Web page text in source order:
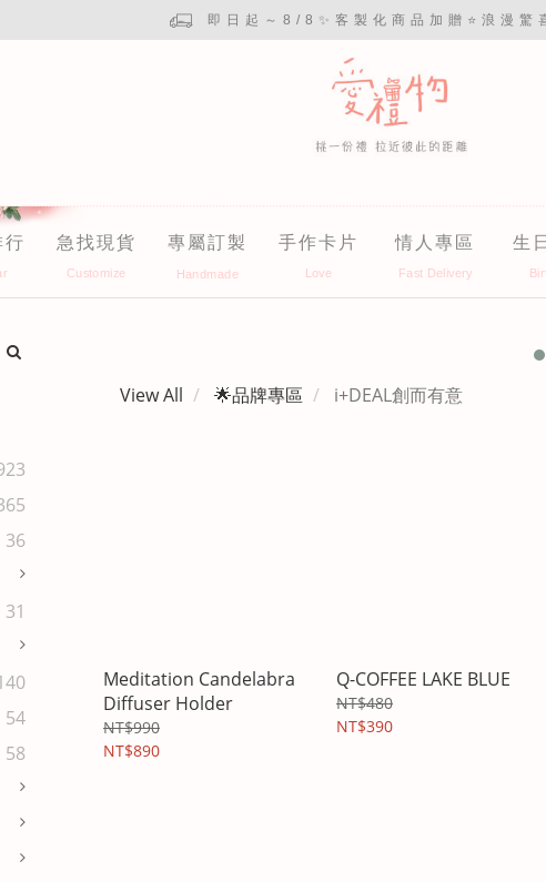
即日起～8/8✨客製化商品加贈⭐浪漫驚
行 急找現貨 專屬訂製 手作卡片 情人專區 生
36
31
54
58
View All 🌟品牌專區 i+DEAL創而有意
Meditation Candelabra
Diffuser Holder
NT$990
NT$890
Q-COFFEE LAKE BLUE
NT$480
NT$390